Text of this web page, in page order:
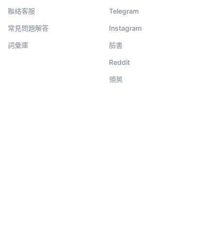
聯絡客服
常見問題解答
詞彙庫
Telegram
Instagram
臉書
Reddit
領英